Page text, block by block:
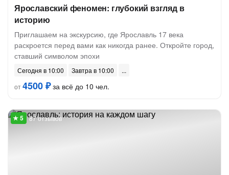
Ярославский феномен: глубокий взгляд в
историю
Приглашаем на экскурсию, где Ярославль 17 века
раскроется перед вами как никогда ранее. Откройте город,
ставший символом эпохи
Сегодня в 10:00
Завтра в 10:00
от4500 ₽за всё до 10 чел.
87 отзывов